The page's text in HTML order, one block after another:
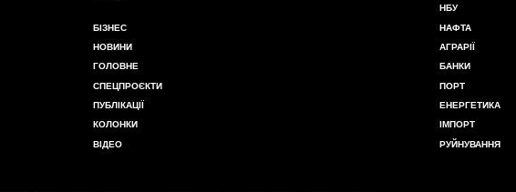
БІЗНЕС
НОВИНИ
ГОЛОВНЕ
СПЕЦПРОЄКТИ
ПУБЛІКАЦІЇ
КОЛОНКИ
ВІДЕО
НБУ
НАФТА
АГРАРІЇ
БАНКИ
ПОРТ
ЕНЕРГЕТИКА
ІМПОРТ
РУЙНУВАННЯ